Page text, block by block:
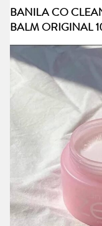
BANILA CO
BALM ORIGINAL